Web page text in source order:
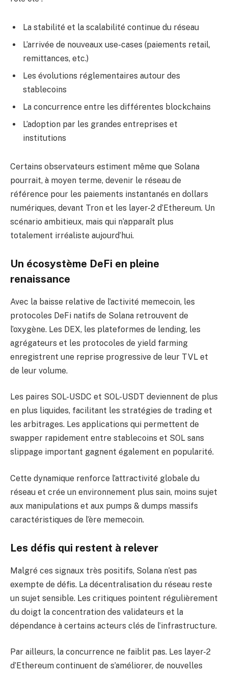
La stabilité et la scalabilité continue du réseau
L’arrivée de nouveaux use-cases (paiements retail,
remittances, etc.)
Les évolutions réglementaires autour des
stablecoins
La concurrence entre les différentes blockchains
L’adoption par les grandes entreprises et
institutions
Certains observateurs estiment même que Solana
pourrait, à moyen terme, devenir le réseau de
référence pour les paiements instantanés en dollars
numériques, devant Tron et les layer-2 d’Ethereum. Un
scénario ambitieux, mais qui n’apparaît plus
totalement irréaliste aujourd’hui.
Un écosystème DeFi en pleine
renaissance
Avec la baisse relative de l’activité memecoin, les
protocoles DeFi natifs de Solana retrouvent de
l’oxygène. Les DEX, les plateformes de lending, les
agrégateurs et les protocoles de yield farming
enregistrent une reprise progressive de leur TVL et
de leur volume.
Les paires SOL-USDC et SOL-USDT deviennent de plus
en plus liquides, facilitant les stratégies de trading et
les arbitrages. Les applications qui permettent de
swapper rapidement entre stablecoins et SOL sans
slippage important gagnent également en popularité.
Cette dynamique renforce l’attractivité globale du
réseau et crée un environnement plus sain, moins sujet
aux manipulations et aux pumps & dumps massifs
caractéristiques de l’ère memecoin.
Les défis qui restent à relever
Malgré ces signaux très positifs, Solana n’est pas
exempte de défis. La décentralisation du réseau reste
un sujet sensible. Les critiques pointent régulièrement
du doigt la concentration des validateurs et la
dépendance à certains acteurs clés de l’infrastructure.
Par ailleurs, la concurrence ne faiblit pas. Les layer-2
d’Ethereum continuent de s’améliorer, de nouvelles